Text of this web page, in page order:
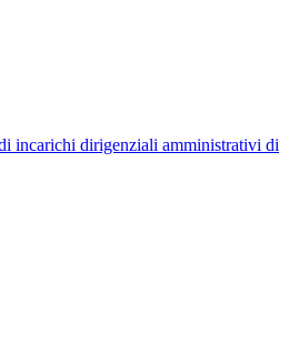
incarichi dirigenziali amministrativi di